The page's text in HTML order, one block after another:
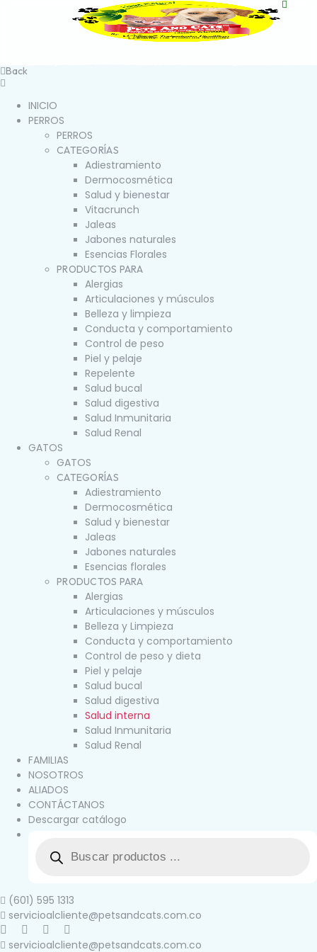
Back
INICIO
PERROS
PERROS
CATEGORÍAS
Adiestramiento
Dermocosmética
Salud y bienestar
Vitacrunch
Jaleas
Jabones naturales
Esencias Florales
PRODUCTOS PARA
Alergias
Articulaciones y músculos
Belleza y limpieza
Conducta y comportamiento
Control de peso
Piel y pelaje
Repelente
Salud bucal
Salud digestiva
Salud Inmunitaria
Salud Renal
GATOS
GATOS
CATEGORÍAS
Adiestramiento
Dermocosmética
Salud y bienestar
Jaleas
Jabones naturales
Esencias florales
PRODUCTOS PARA
Alergias
Articulaciones y músculos
Belleza y Limpieza
Conducta y comportamiento
Control de peso y dieta
Piel y pelaje
Salud bucal
Salud digestiva
Salud interna
Salud Inmunitaria
Salud Renal
FAMILIAS
NOSOTROS
ALIADOS
CONTÁCTANOS
Descargar catálogo
(601) 595 1313
servicioalcliente@petsandcats.com.co
servicioalcliente@petsandcats.com.co